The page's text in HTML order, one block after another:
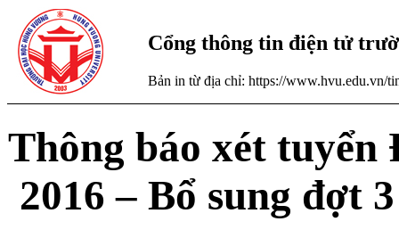
Cổng thông tin điện tử
Bản in từ địa chỉ: https://www.hvu.edu.vn/
Thông báo xét
2016 – Bổ sung đợt